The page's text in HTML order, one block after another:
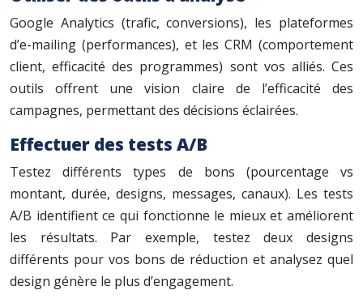
Google Analytics (trafic, conversions), les plateformes
d’e-mailing (performances), et les CRM (comportement
client, efficacité des programmes) sont vos alliés. Ces
outils offrent une vision claire de l’efficacité des
campagnes, permettant des décisions éclairées.
Effectuer des tests A/B
Testez différents types de bons (pourcentage vs
montant, durée, designs, messages, canaux). Les tests
A/B identifient ce qui fonctionne le mieux et améliorent
les résultats. Par exemple, testez deux designs
différents pour vos bons de réduction et analysez quel
design génère le plus d’engagement.